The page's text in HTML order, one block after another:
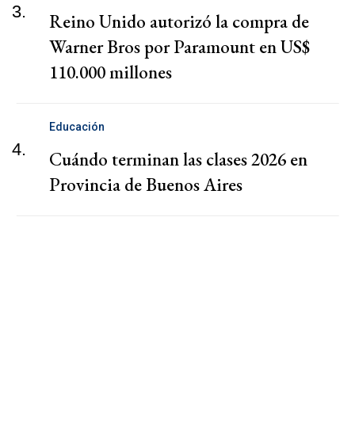
3.
Reino Unido autorizó la compra de
Warner Bros por Paramount en US$
110.000 millones
4.
Educación
Cuándo terminan las clases 2026 en
Provincia de Buenos Aires